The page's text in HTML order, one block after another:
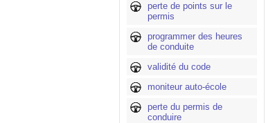
perte de points sur le
permis
programmer des heures
de conduite
validité du code
moniteur auto-école
perte du permis de
conduire